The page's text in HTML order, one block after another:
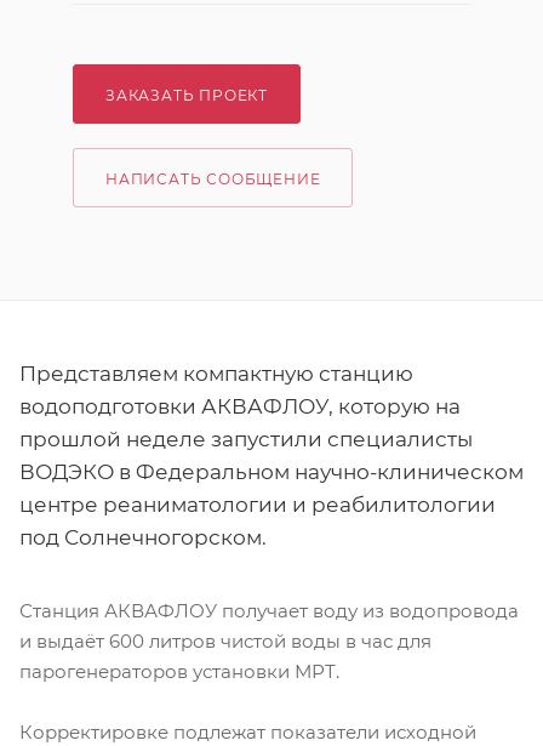
ЗАКАЗАТЬ ПРОЕКТ
НАПИСАТЬ СООБЩЕНИЕ
Представляем компактную станцию
водоподготовки АКВАФЛОУ, которую на
прошлой неделе запустили специалисты
ВОДЭКО в Федеральном научно-клиническом
центре реаниматологии и реабилитологии
под Солнечногорском.
Станция АКВАФЛОУ получает воду из водопровода
и выдаёт 600 литров чистой воды в час для
парогенераторов установки МРТ.
Корректировке подлежат показатели исходной